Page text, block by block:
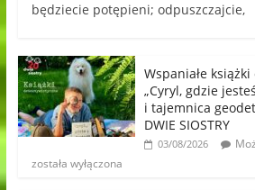
będziecie potępieni; odpuszczajcie,
Wspaniałe
„Cyryl, gdzie
i tajemnica
DWIE SIOSTRY
03/08/2026
została wyłączona